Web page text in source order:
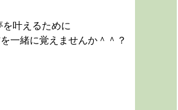
を叶えるために
一緒に覚えませんか＾＾？